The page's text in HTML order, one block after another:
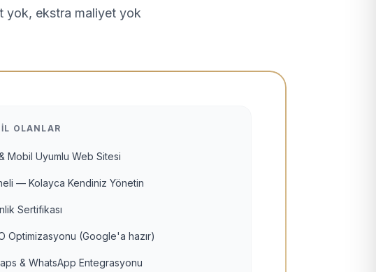
yok, ekstra maliyet yok
OLANLAR
Mobil Uyumlu Web Sitesi
— Kolayca Kendiniz Yönetin
Sertifikası
Optimizasyonu (Google'a hazır)
& WhatsApp Entegrasyonu